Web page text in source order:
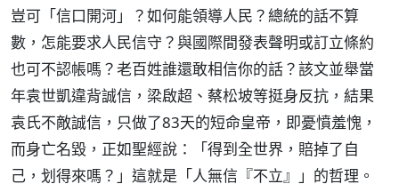
豈可「信口開河」？如何能領導人民？總統的話不算
數，怎能要求人民信守？與國際間發表聲明或訂立條約
也可不認帳嗎？老百姓誰還敢相信你的話？該文並舉當
年袁世凱違背誠信，梁啟超、蔡松坡等挺身反抗，結果
袁氏不敵誠信，只做了83天的短命皇帝，即憂憤羞愧，
而身亡名毀，正如聖經說：「得到全世界，賠掉了自
己，划得來嗎？」這就是「人無信『不立』」的哲理。